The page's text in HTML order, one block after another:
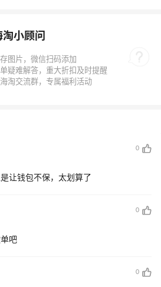
淘小顾问
0
让钱包不保，太划算了
0
吧
0